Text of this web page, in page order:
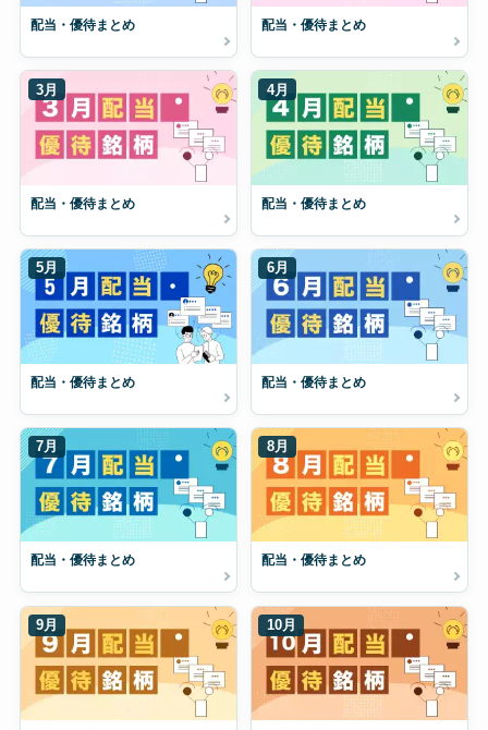
配当・優待まとめ 配当・優待まとめ
3月
配当・優待まとめ
4月
配当・優待まとめ
5月
配当・優待まとめ
6月
配当・優待まとめ
7月
配当・優待まとめ
8月
配当・優待まとめ
9月 10月